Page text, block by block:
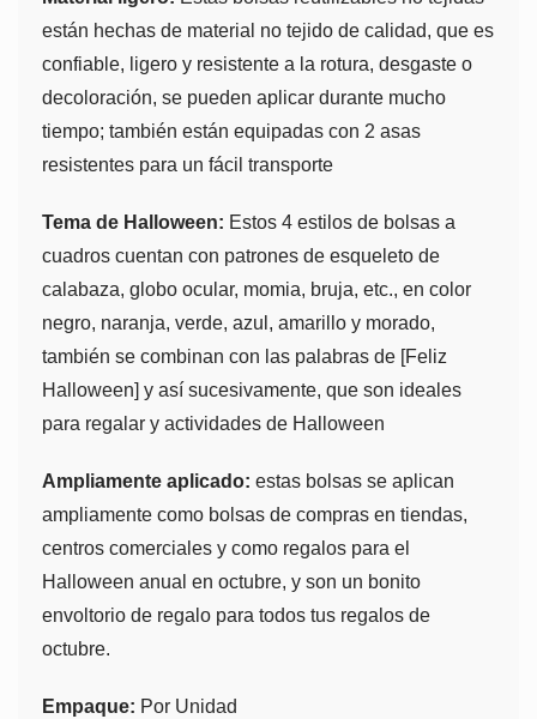
están hechas de material no tejido de calidad, que es
confiable, ligero y resistente a la rotura, desgaste o
decoloración, se pueden aplicar durante mucho
tiempo; también están equipadas con 2 asas
resistentes para un fácil transporte
Tema de Halloween: Estos 4 estilos de bolsas a
cuadros cuentan con patrones de esqueleto de
calabaza, globo ocular, momia, bruja, etc., en color
negro, naranja, verde, azul, amarillo y morado,
también se combinan con las palabras de [Feliz
Halloween] y así sucesivamente, que son ideales
para regalar y actividades de Halloween
Ampliamente aplicado: estas bolsas se aplican
ampliamente como bolsas de compras en tiendas,
centros comerciales y como regalos para el
Halloween anual en octubre, y son un bonito
envoltorio de regalo para todos tus regalos de
octubre.
Empaque: Por Unidad